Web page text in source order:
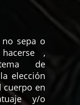
sepa o
,
de
elección
cuerpo en
y/o